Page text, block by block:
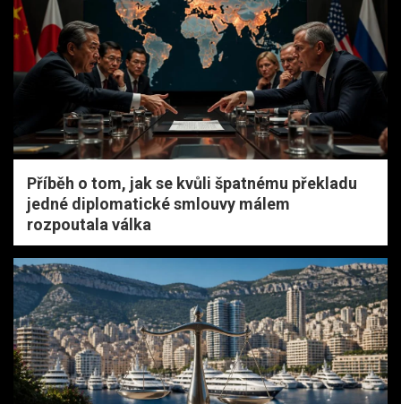
Příběh o tom, jak se kvůli špatnému překladu
jedné diplomatické smlouvy málem
rozpoutala válka